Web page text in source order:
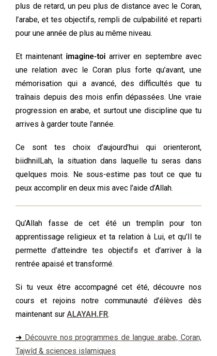
plus de retard, un peu plus de distanceavec le Coran,
l’arabe, et tesobjectifs, rempli de culpabilité et reparti
pour une année de plus au même niveau.
Et maintenant imagine-toi arriver en septembre avec
unerelation avec le Coran plus forte qu’avant, une
mémorisation qui a avancé, desdifficultés que tu
traînais depuis des mois enfin dépassées. Une vraie
progression en arabe, et surtout une discipline que tu
arrives à garder toute l’année.
Ce sont tes choix d’aujourd’hui qui orienteront,
biidhnilLah, la situation dans laquelle tu seras dans
quelques mois. Ne sous-estime pas tout ce que tu
peux accomplir en deux mis avec l’aide d’Allah.
Qu’Allah fasse de cet été untremplin pour ton
apprentissage religieux et ta relation à Lui, et qu’Il te
permette d’atteindre tes objectifs et d’arriver à la
rentréeapaisé ettransformé.
Si tu veux être accompagné cet été, découvre nos
cours et rejoins notre communauté d’élèves dès
maintenant surALAYAH.FR.
➜ Découvre nos programmes de langue arabe, Coran,
Tajwîd & sciences islamiques